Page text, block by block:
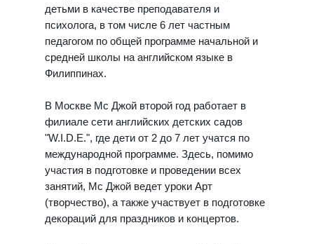
детьми в качестве преподавателя и
психолога, в том числе 6 лет частным
педагогом по общей программе начальной и
средней школы на английском языке в
Филиппинах.
В Москве Мс Джой второй год работает в
филиале сети английских детских садов
"W.I.D.E.", где дети от 2 до 7 лет учатся по
международной программе. Здесь, помимо
участия в подготовке и проведении всех
занятий, Мс Джой ведет уроки Арт
(творчество), а также участвует в подготовке
декораций для праздников и концертов.